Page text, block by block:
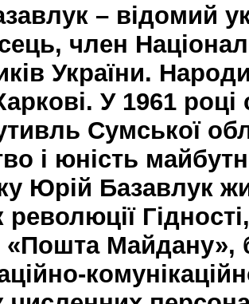
– відомий
член
України.
У 1961 році
Сумської
і юність
Юрій Базавлук
революції
«Пошта Майдану»,